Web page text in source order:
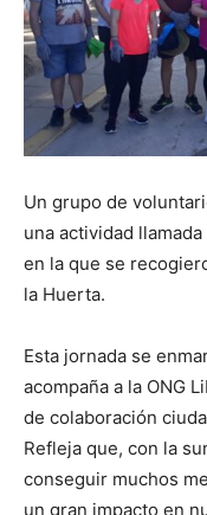
Un grupo de
una actividad
en la que se
la Huerta.
Esta jornada se
acompaña a la ONG
de colaboración
Refleja que, con la
conseguir muchos
un gran impacto en